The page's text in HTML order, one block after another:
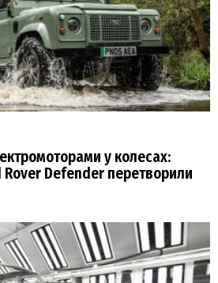
у колесах:
Defender перетворили